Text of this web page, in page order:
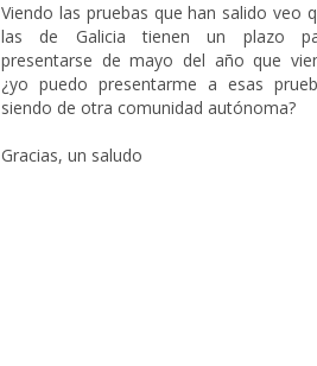
Viendo las pruebas que han salido veo
las de Galicia tienen un plazo
presentarse de mayo del año que
¿yo puedo presentarme a esas
siendo de otra comunidad autónoma?
Gracias, un saludo